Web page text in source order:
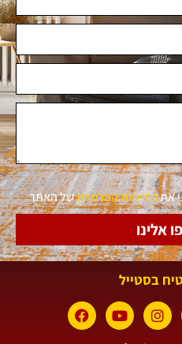
אתמדיניות הפרטיותשל האתר
אלינו
בסטייל